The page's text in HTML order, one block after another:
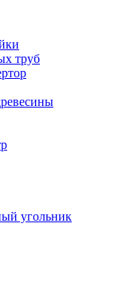
труб
угольник